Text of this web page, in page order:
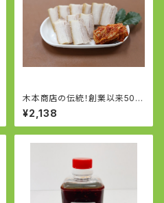
木本商店の伝統！創業以来50年
間ベストセラーの韓国式ゆがき
豚（皮つきバラ）
¥2,138